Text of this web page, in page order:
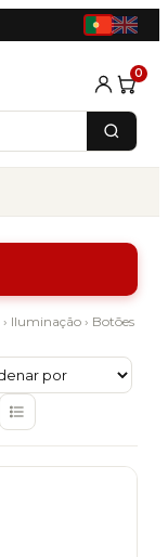
0
› Iluminação › Botões